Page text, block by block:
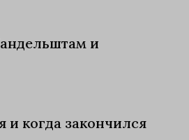
и
и когда закончился